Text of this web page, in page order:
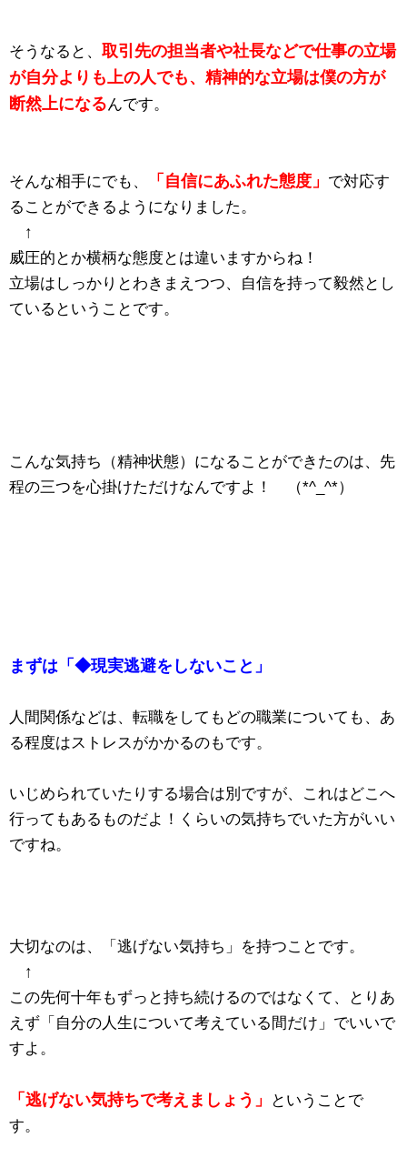
そうなると、 取引先の担当者や社長などで仕事の立場
が自分よりも上の人でも、精神的な立場は僕の方が
断然上になるんです。
そんな相手にでも、 「自信にあふれた態度」 で対応す
ることができるようになりました。
↑
威圧的とか横柄な態度とは違いますからね！
立場はしっかりとわきまえつつ、自信を持って毅然とし
ているということです。
こんな気持ち（精神状態）になることができたのは、先
程の三つを心掛けただけなんですよ！ （*^_^*）
まずは「◆現実逃避をしないこと」
人間関係などは、転職をしてもどの職業についても、あ
る程度はストレスがかかるのもです。
いじめられていたりする場合は別ですが、これはどこへ
行ってもあるものだよ！くらいの気持ちでいた方がいい
ですね。
大切なのは、「逃げない気持ち」を持つことです。
↑
この先何十年もずっと持ち続けるのではなくて、とりあ
えず「自分の人生について考えている間だけ」でいいで
すよ。
「逃げない気持ちで考えましょう」
ということで
す。